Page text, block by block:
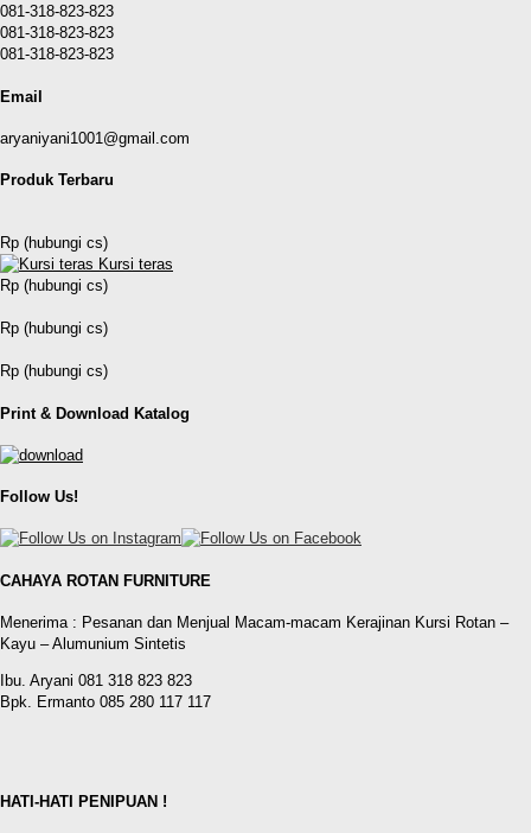
081-318-823-823
081-318-823-823
081-318-823-823
Email
aryaniyani1001@gmail.com
Produk Terbaru
Rp (hubungi cs)
Kursi teras
Rp (hubungi cs)
Rp (hubungi cs)
Rp (hubungi cs)
Print & Download Katalog
Follow Us!
CAHAYA ROTAN FURNITURE
Menerima : Pesanan dan Menjual Macam-macam Kerajinan Kursi Rotan –
Kayu – Alumunium Sintetis
Ibu. Aryani 081 318 823 823
Bpk. Ermanto 085 280 117 117
HATI-HATI PENIPUAN !